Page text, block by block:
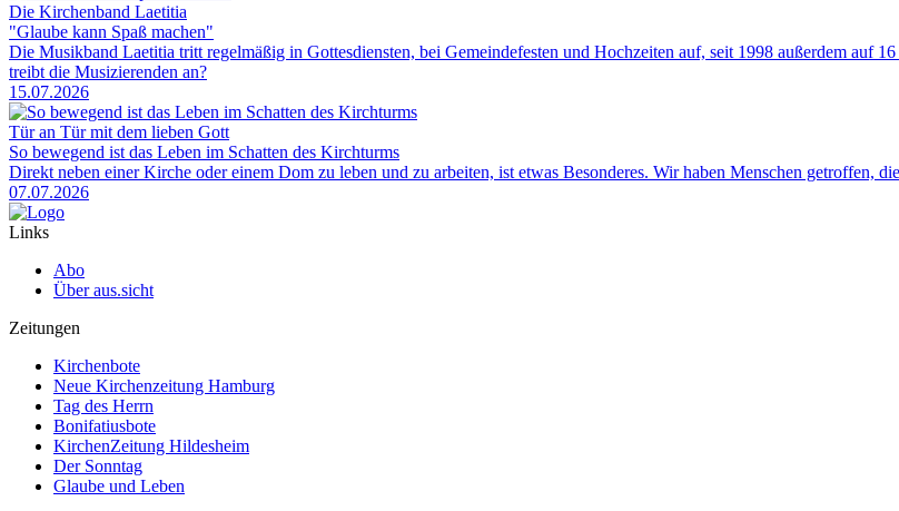
Die Kirchenband Laetitia
"Glaube kann Spaß machen"
Die Musikband Laetitia tritt regelmäßig in Gottesdiensten, bei Gemeindefesten und Hochzeiten auf, seit 1998 außerdem auf
treibt die Musizierenden an?
15.07.2026
Tür an Tür mit dem lieben Gott
So bewegend ist das Leben im Schatten des Kirchturms
Direkt neben einer Kirche oder einem Dom zu leben und zu arbeiten, ist etwas Besonderes. Wir haben Menschen getroffen,
07.07.2026
Links
Abo
Über aus.sicht
Zeitungen
Kirchenbote
Neue Kirchenzeitung Hamburg
Tag des Herrn
Bonifatiusbote
KirchenZeitung Hildesheim
Der Sonntag
Glaube und Leben